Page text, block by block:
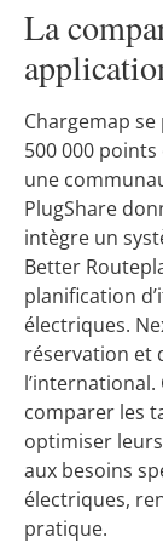
La
Chargemap
500 000
une
PlugShare
intègre un
Better
planification
électriques.
réservation et
comparer les
optimiser
aux besoins
électriques,
pratique.